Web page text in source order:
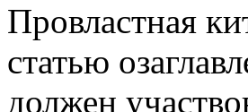
Провластная
статью
должен